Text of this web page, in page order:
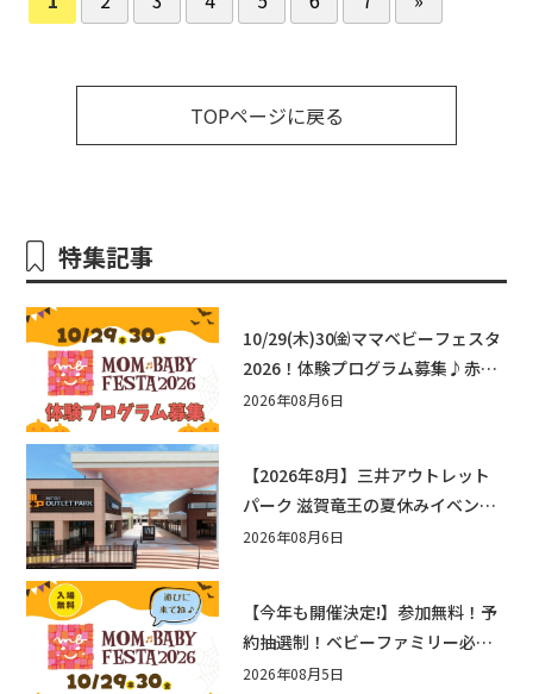
TOPページに戻る
特集記事
10/29(木)30㈮ママベビーフェスタ
2026！体験プログラム募集♪赤ち
ゃん向けイベントに出演しません
2026年08月6日
【2026年8月】三井アウトレット
パーク 滋賀竜王の夏休みイベント
まとめ！びしょぬれ水あそび・激
2026年08月6日
【今年も開催決定!】参加無料！予
約抽選制！ベビーファミリー必見
☆入場無料☆10/29(木)30(金)ママ
2026年08月5日